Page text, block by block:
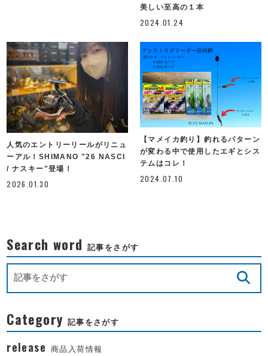
美しい至高の１本
2024.01.24
人気のエントリーリールがリニュ
ーアル！SHIMANO "26 NASCI
/ ナスキー"登場！
2026.01.30
【マメイカ釣り】釣れるパターン
が変わる中で使用したエギとシス
テムはコレ！
2024.07.10
Search word 記事をさがす
Category 記事をさがす
release 商品入荷情報